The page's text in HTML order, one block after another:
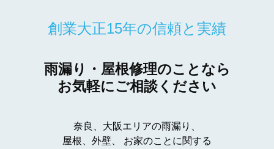
創業大正15年の信頼と実績
雨漏り・屋根修理のことなら
お気軽にご相談ください
奈良、大阪エリアの雨漏り、
屋根、外壁、
お家のことに関する